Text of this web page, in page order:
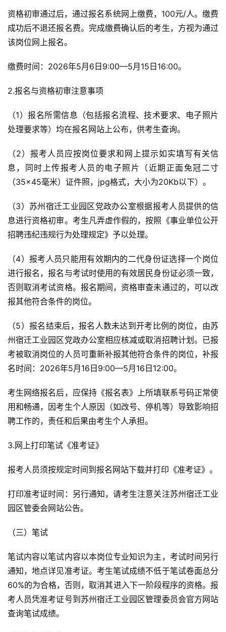
资格初审通过后，通过报名系统网上缴费，100元/人。缴费
成功后不退还报名费。完成缴费确认后的考生，方视为通过
该岗位网上报名。
缴费时间：2026年5月6日9:00—5月15日16:00。
2.报名与资格初审注意事项
（1）报名所需信息（包括报名流程、技术要求、电子照片
处理要求等）均在报名网站上公布，供考生查询。
（2）报考人员应按岗位要求和网上提示如实填写有关信
息，同时上传报考人员的电子照片（近期正面免冠二寸
（35×45毫米）证件照，jpg格式，大小为20Kb以下）。
（3）苏州宿迁工业园区党政办公室根据报考人员提供的信
息进行资格初审。考生凡弄虚作假的，按照《事业单位公开
招聘违纪违规行为处理规定》予以处理。
（4）报考人员只能用有效期内的二代身份证选择一个岗位
进行报名，报名与考试时使用的有效居民身份证必须一致，
否则取消考试资格。报名期间，资格审查未通过的，可以改
报其他符合条件的岗位。
（5）报名结束后，报名人数未达到开考比例的岗位，由苏
州宿迁工业园区党政办公室相应核减或取消招聘计划。已报
考被取消岗位的人员可重新补报其他符合条件的岗位，补报
名时间：2026年5月16日9:00—5月16日12:00。
考生网络报名后，应保持《报名表》上所填联系号码正常使
用和畅通，因考生个人原因（如改号、停机等）导致影响招
聘工作的，责任和后果由考生个人承担。
3.网上打印笔试《准考证》
报考人员须按规定时间到报名网站下载并打印《准考证》。
打印准考证时间：另行通知，请考生注意关注苏州宿迁工业
园区管委会网站公告。
（三）笔试
笔试内容以笔试内容以本岗位专业知识为主，考试时间另行
通知，地点详见准考证。考生笔试成绩不低于笔试卷面总分
60%的为合格，否则，取消其进入下一阶段程序的资格。报
考人员凭准考证号到苏州宿迁工业园区管理委员会官方网站
查询笔试成绩。